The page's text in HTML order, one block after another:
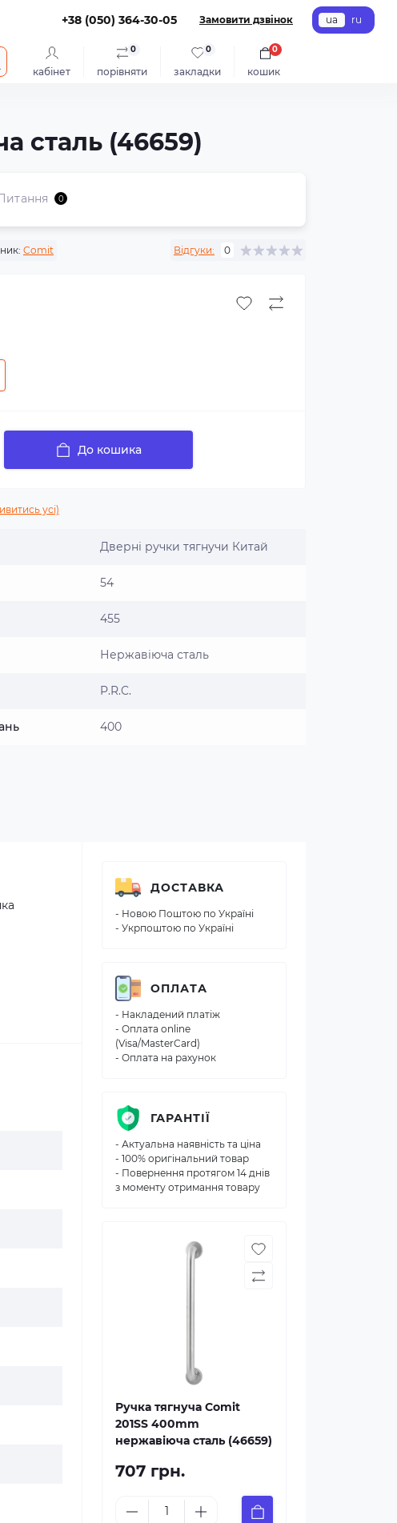
+38 (050) 364-30-05 Замовити дзвінок ua ru
кабінет порівняти
0
закладки
0
кошик
0
сталь (46659)
0
Comit Відгуки: 0
До кошика
усі)
Дверні ручки тягнучи Китай
54
455
Нержавіюча сталь
P.R.C.
400
ДОСТАВКА
- Новою Поштою по Україні
- Укрпоштою по Україні
ОПЛАТА
- Накладений платіж
- Оплата online
(Visa/MasterCard)
- Оплата на рахунок
ГАРАНТІЇ
- Актуальна наявність та ціна
- 100% оригінальний товар
- Повернення протягом 14 днів
з моменту отримання товару
Ручка тягнуча Comit
201SS 400mm
нержавіюча сталь (46659)
707 грн.